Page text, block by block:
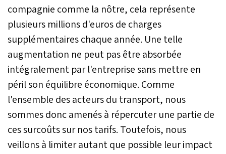
compagnie comme la nôtre, cela représente
plusieurs millions d'euros de charges
supplémentaires chaque année. Une telle
augmentation ne peut pas être absorbée
intégralement par l'entreprise sans mettre en
péril son équilibre économique. Comme
l'ensemble des acteurs du transport, nous
sommes donc amenés à répercuter une partie de
ces surcoûts sur nos tarifs. Toutefois, nous
veillons à limiter autant que possible leur impact